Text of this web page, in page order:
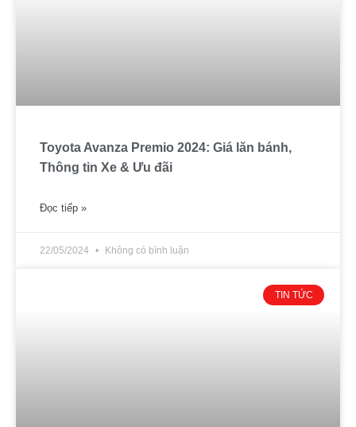
Toyota Avanza Premio 2024: Giá lăn bánh,
Thông tin Xe & Ưu đãi
Đọc tiếp »
22/05/2024 Không có bình luận
TIN TỨC